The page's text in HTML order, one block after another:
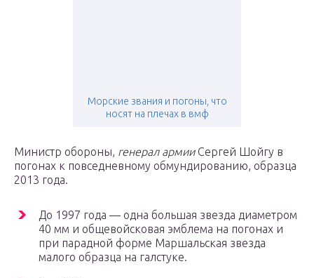
Морские звания и погоны, что
носят на плечах в вмф
Министр обороны, генерал армииСергей Шойгу в
погонах к повседневному обмундированию, образца
2013 года.
До 1997 года — одна большая звезда диаметром
40 мм и общевойсковая эмблема на погонах и
при парадной форме Маршальская звезда
малого образца на галстуке.